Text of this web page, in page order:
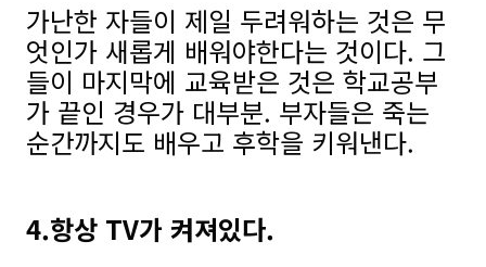
가난한 자들이 제일 두려워하는 것은 무
엇인가 새롭게 배워야한다는 것이다. 그
들이 마지막에 교육받은 것은 학교공부
가 끝인 경우가 대부분. 부자들은 죽는
순간까지도 배우고 후학을 키워낸다.
4.항상 TV가 켜져있다.